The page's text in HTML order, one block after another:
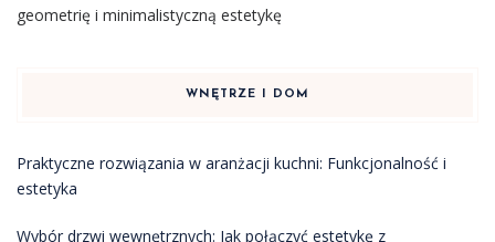
geometrię i minimalistyczną estetykę
WNĘTRZE I DOM
Praktyczne rozwiązania w aranżacji kuchni: Funkcjonalność i
estetyka
Wybór drzwi wewnętrznych: Jak połączyć estetykę z